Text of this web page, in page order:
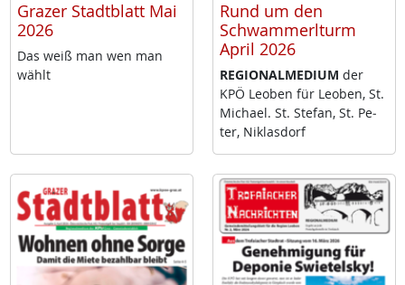
Grazer Stadtblatt Mai
2026
Das weiß man wen man
wählt
Rund um den
Schwammerlturm
April 2026
RE­GIO­NAL­ME­DI­UM der
KPÖ Leo­ben für Leo­ben, St.
Mi­cha­el. St. Ste­fan, St. Pe­
ter, Niklas­dorf